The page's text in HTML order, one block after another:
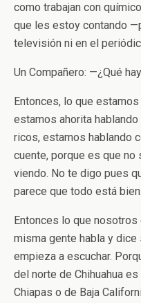
como trabajan con
que les estoy contando
televisión ni en el
Un Compañero: —¿Qué
Entonces, lo que
estamos ahorita
ricos, estamos hablando
cuente, porque es que
viendo. No te digo pues
parece que todo está bien.
Entonces lo que
misma gente habla y
empieza a escuchar.
del norte de Chihuahua
Chiapas o de Baja